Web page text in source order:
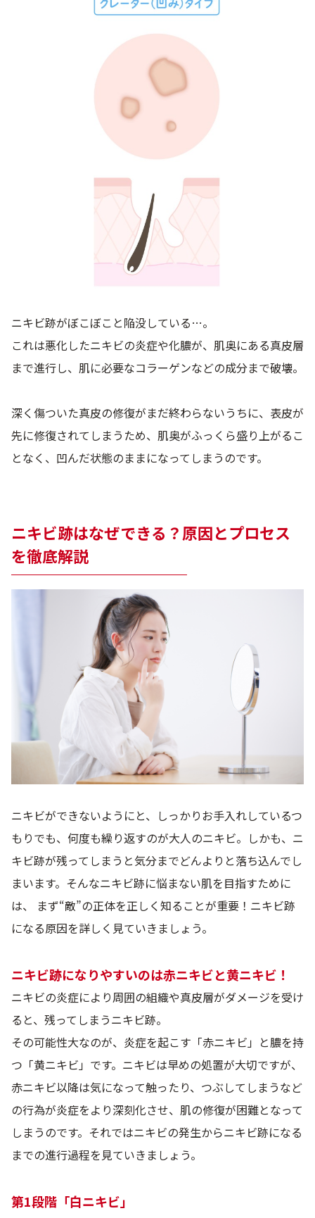
ニキビ跡がぼこぼこと陥没している…。
これは悪化したニキビの炎症や化膿が、肌奥にある真皮層
まで進行し、肌に必要なコラーゲンなどの成分まで破壊。
深く傷ついた真皮の修復がまだ終わらないうちに、表皮が
先に修復されてしまうため、肌奥がふっくら盛り上がるこ
となく、凹んだ状態のままになってしまうのです。
ニキビ跡はなぜできる？原因とプロセス
を徹底解説
ニキビができないようにと、しっかりお手入れしているつ
もりでも、何度も繰り返すのが大人のニキビ。しかも、ニ
キビ跡が残ってしまうと気分までどんよりと落ち込んでし
まいます。そんなニキビ跡に悩まない肌を目指すために
は、 まず“敵”の正体を正しく知ることが重要！ニキビ跡
になる原因を詳しく見ていきましょう。
ニキビ跡になりやすいのは赤ニキビと黄ニキビ！
ニキビの炎症により周囲の組織や真皮層がダメージを受け
ると、残ってしまうニキビ跡。
その可能性大なのが、炎症を起こす「赤ニキビ」と膿を持
つ「黄ニキビ」です。ニキビは早めの処置が大切ですが、
赤ニキビ以降は気になって触ったり、つぶしてしまうなど
の行為が炎症をより深刻化させ、肌の修復が困難となって
しまうのです。それではニキビの発生からニキビ跡になる
までの進行過程を見ていきましょう。
第1段階「白ニキビ」